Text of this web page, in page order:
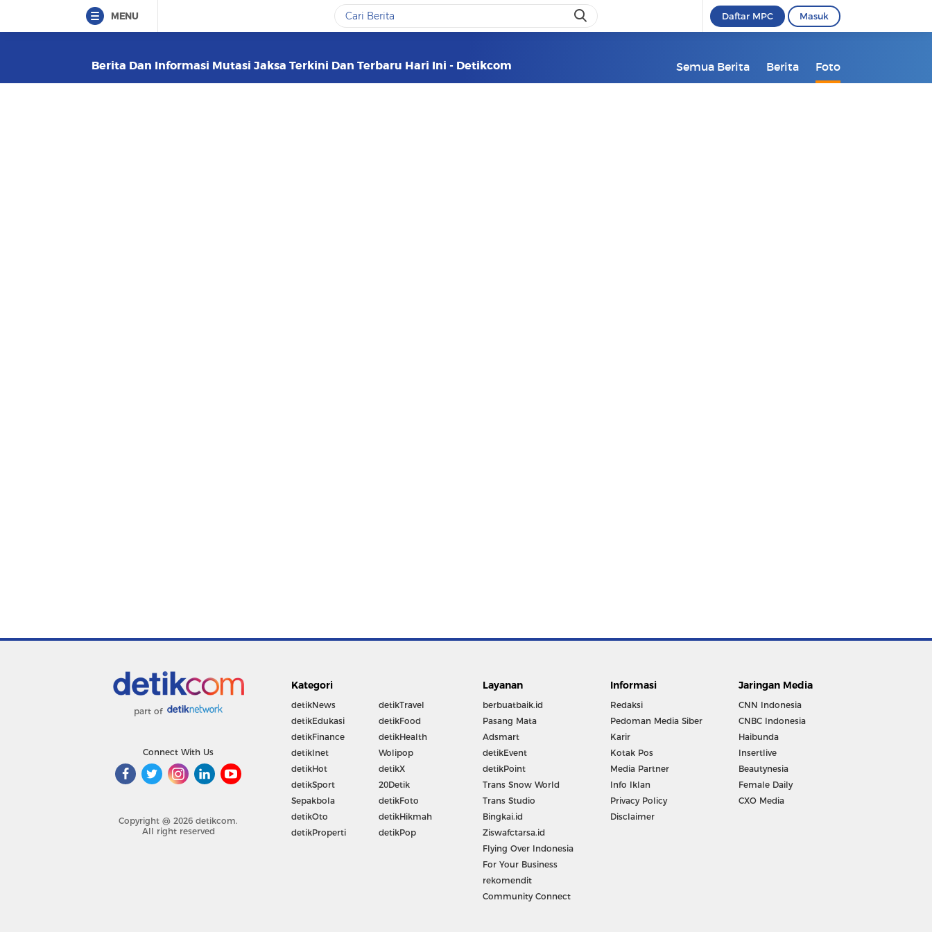
MENU Daftar MPC Masuk
Berita Dan Informasi Mutasi Jaksa Terkini Dan Terbaru Hari Ini - Detikcom Semua Berita Berita Foto
part of
Connect With Us
Copyright @ 2026 detikcom.
All right reserved
Kategori
detikNews
detikEdukasi
detikFinance
detikInet
detikHot
detikSport
Sepakbola
detikOto
detikProperti
detikTravel
detikFood
detikHealth
Wolipop
detikX
20Detik
detikFoto
detikHikmah
detikPop
Layanan
berbuatbaik.id
Pasang Mata
Adsmart
detikEvent
detikPoint
Trans Snow World
Trans Studio
Bingkai.id
Ziswafctarsa.id
Flying Over Indonesia
For Your Business
rekomendit
Community Connect
Informasi
Redaksi
Pedoman Media Siber
Karir
Kotak Pos
Media Partner
Info Iklan
Privacy Policy
Disclaimer
Jaringan Media
CNN Indonesia
CNBC Indonesia
Haibunda
Insertlive
Beautynesia
Female Daily
CXO Media